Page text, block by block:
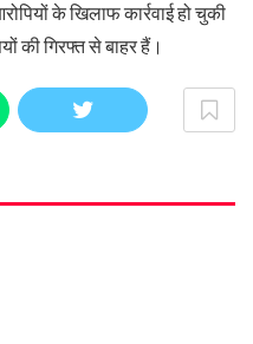
के खिलाफ कार्रवाई हो चुकी
की गिरफ्त से बाहर हैं।